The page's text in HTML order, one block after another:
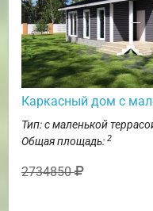
Каркасный дом с
Тип: с маленькой
Общая площадь: 2
2734850